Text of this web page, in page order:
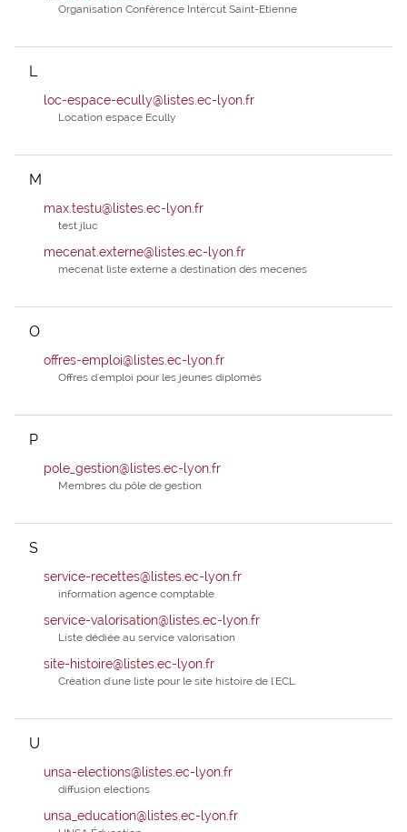
Organisation Conférence Intercut Saint-Etienne
L
loc-espace-ecully@listes.ec-lyon.fr
Location espace Ecully
M
max.testu@listes.ec-lyon.fr
test jluc
mecenat.externe@listes.ec-lyon.fr
mecenat liste externe a destination des mecenes
O
offres-emploi@listes.ec-lyon.fr
Offres d'emploi pour les jeunes diplomés
P
pole_gestion@listes.ec-lyon.fr
Membres du pôle de gestion
S
service-recettes@listes.ec-lyon.fr
information agence comptable
service-valorisation@listes.ec-lyon.fr
Liste dédiée au service valorisation
site-histoire@listes.ec-lyon.fr
Création d'une liste pour le site histoire de l'ECL
U
unsa-elections@listes.ec-lyon.fr
diffusion elections
unsa_education@listes.ec-lyon.fr